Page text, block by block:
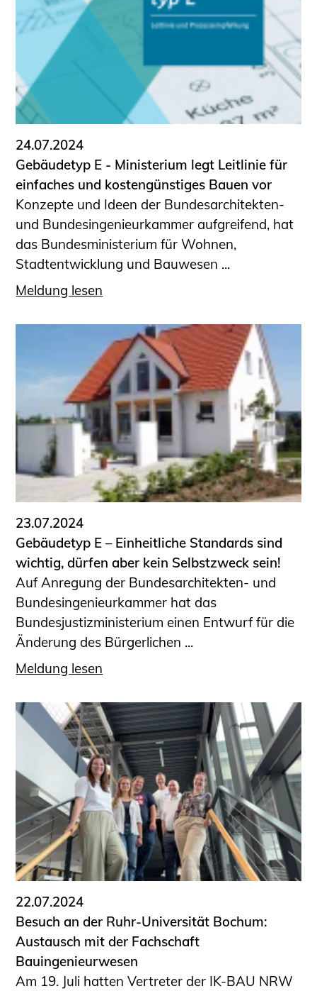
24.07.2024
Gebäudetyp E - Ministerium legt Leitlinie für
einfaches und kostengünstiges Bauen vor
Konzepte und Ideen der Bundesarchitekten-
und Bundesingenieurkammer aufgreifend, hat
das Bundesministerium für Wohnen,
Stadtentwicklung und Bauwesen ...
Meldung lesen
23.07.2024
Gebäudetyp E – Einheitliche Standards sind
wichtig, dürfen aber kein Selbstzweck sein!
Auf Anregung der Bundesarchitekten- und
Bundesingenieurkammer hat das
Bundesjustizministerium einen Entwurf für die
Änderung des Bürgerlichen ...
Meldung lesen
22.07.2024
Besuch an der Ruhr-Universität Bochum:
Austausch mit der Fachschaft
Bauingenieurwesen
Am 19. Juli hatten Vertreter der IK-BAU NRW